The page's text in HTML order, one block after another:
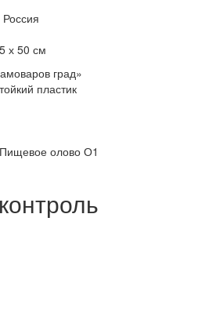
Россия
х 50 см
град»
пластик
Пищевое олово О1